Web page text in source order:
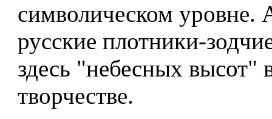
символическом уровне.
русские плотники-
здесь "небесных высот"
творчестве.